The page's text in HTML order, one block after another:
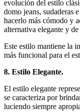
evolución del estilo
domo jeans, sudaderas
hacerlo más cómodo y
alternativa elegante y
Este estilo mantiene la
más funcional para el
8. Estilo Elegante.
El estilo elegante
se caracteriza por
luciendo siempre